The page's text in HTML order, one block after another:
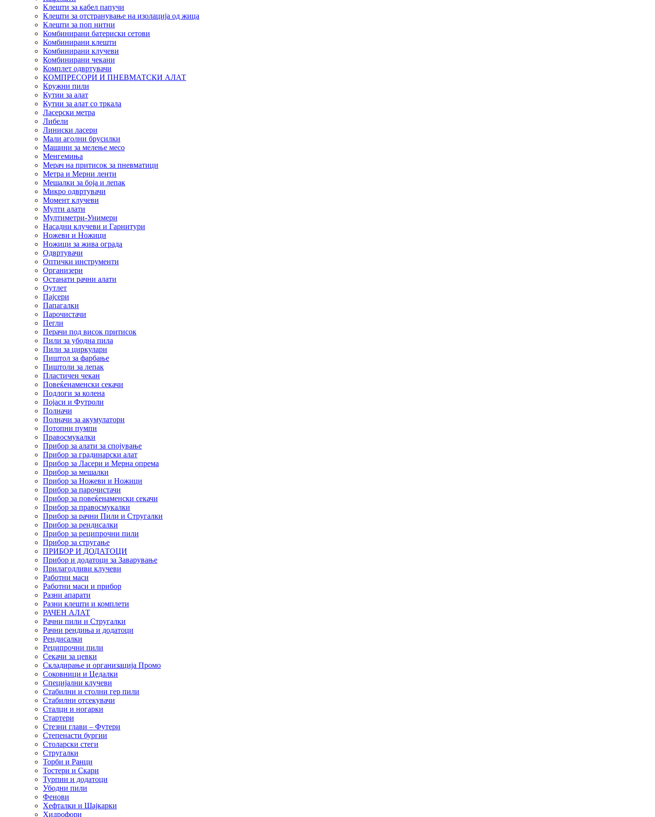
Клешти за кабел папучи
Клешти за отстранување на изолација од жица
Клешти за поп нитни
Комбинирани батериски сетови
Комбинирани клешти
Комбинирани клучеви
Комбинирани чекани
Комплет одвртувачи
КОМПРЕСОРИ И ПНЕВМАТСКИ АЛАТ
Кружни пили
Кутии за алат
Кутии за алат со тркала
Ласерски метра
Либели
Линиски ласери
Мали аголни брусилки
Машини за мелење месо
Менгемиња
Мерач на притисок за пневматици
Метра и Мерни ленти
Мешалки за боја и лепак
Микро одвртувачи
Момент клучеви
Мулти алати
Мултиметри-Унимери
Насадни клучеви и Гарнитури
Ножеви и Ножици
Ножици за жива ограда
Одвртувачи
Оптички инструменти
Организери
Останати рачни алати
Оутлет
Пајсери
Папагалки
Парочистачи
Пегли
Перачи под висок притисок
Пили за убодна пила
Пили за циркулари
Пиштол за фарбање
Пиштоли за лепак
Пластичен чекан
Повеќенаменски секачи
Подлоги за колена
Појаси и Футроли
Полначи
Полначи за акумулатори
Потопни пумпи
Правосмукалки
Прибор за алати за спојување
Прибор за градинарски алат
Прибор за Ласери и Мерна опрема
Прибор за мешалки
Прибор за Ножеви и Ножици
Прибор за парочистачи
Прибор за повеќенаменски секачи
Прибор за правосмукалки
Прибор за рачни Пили и Стругалки
Прибор за рендисалки
Прибор за реципрочни пили
Прибор за стругање
ПРИБОР И ДОДАТОЦИ
Прибор и додатоци за Заварување
Прилагодливи клучеви
Работни маси
Работни маси и прибор
Разни апарати
Разни клешти и комплети
РАЧЕН АЛАТ
Рачни пили и Стругалки
Рачни рендиња и додатоци
Рендисалки
Реципрочни пили
Секачи за цевки
Складирање и организација Промо
Соковници и Цедалки
Специјални клучеви
Стабилни и столни гер пили
Стабилни отсекувачи
Сталци и ногарки
Стартери
Стезни глави – Футери
Степенасти бургии
Столарски стеги
Стругалки
Торби и Ранци
Тостери и Скари
Турпии и додатоци
Убодни пили
Фенови
Хефталки и Шајкарки
Хидрофори